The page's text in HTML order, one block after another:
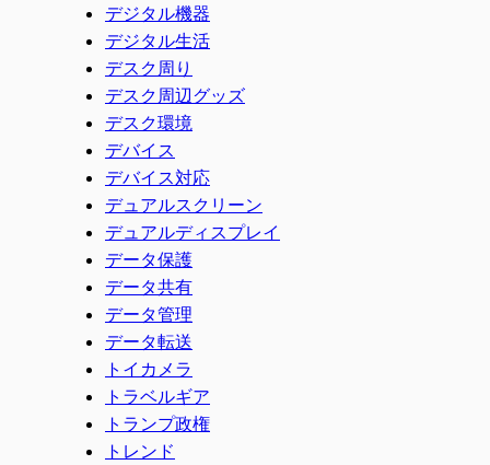
デジタル機器
デジタル生活
デスク周り
デスク周辺グッズ
デスク環境
デバイス
デバイス対応
デュアルスクリーン
デュアルディスプレイ
データ保護
データ共有
データ管理
データ転送
トイカメラ
トラベルギア
トランプ政権
トレンド